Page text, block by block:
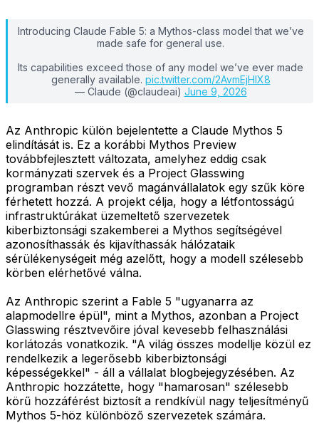
Introducing Claude Fable 5: a Mythos-class model that we’ve
made safe for general use.
Its capabilities exceed those of any model we’ve ever made
generally available. pic.twitter.com/2AvmEjHIX8
— Claude (@claudeai) June 9, 2026
Az Anthropic külön bejelentette a Claude Mythos 5
elindítását is. Ez a korábbi Mythos Preview
továbbfejlesztett változata, amelyhez eddig csak
kormányzati szervek és a Project Glasswing
programban részt vevő magánvállalatok egy szűk köre
férhetett hozzá. A projekt célja, hogy a létfontosságú
infrastruktúrákat üzemeltető szervezetek
kiberbiztonsági szakemberei a Mythos segítségével
azonosíthassák és kijavíthassák hálózataik
sérülékenységeit még azelőtt, hogy a modell szélesebb
körben elérhetővé válna.
Az Anthropic szerint a Fable 5 "ugyanarra az
alapmodellre épül", mint a Mythos, azonban a Project
Glasswing résztvevőire jóval kevesebb felhasználási
korlátozás vonatkozik. "A világ összes modellje közül ez
rendelkezik a legerősebb kiberbiztonsági
képességekkel" - áll a vállalat blogbejegyzésében. Az
Anthropic hozzátette, hogy "hamarosan" szélesebb
körű hozzáférést biztosít a rendkívül nagy teljesítményű
Mythos 5-höz különböző szervezetek számára.